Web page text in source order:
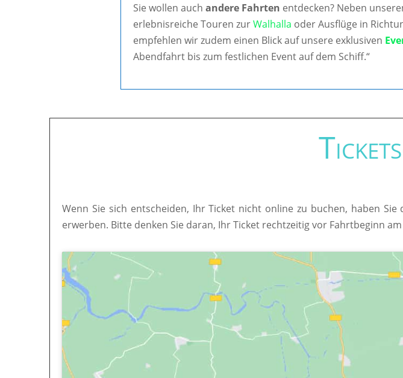
Sie wollen auchandere Fahrten entdecken? Neben
erlebnisreiche Touren zurWalhalla oder Ausflüge in
empfehlen wir zudem einen Blick auf unsere exklusiven
Abendfahrt bis zum festlichen Event auf dem Schiff.“
Wenn Sie sich entscheiden, Ihr Ticket nicht online zu buchen, haben
erwerben. Bitte denken Sie daran, Ihr Ticket rechtzeitig vor Fahrtbeginn